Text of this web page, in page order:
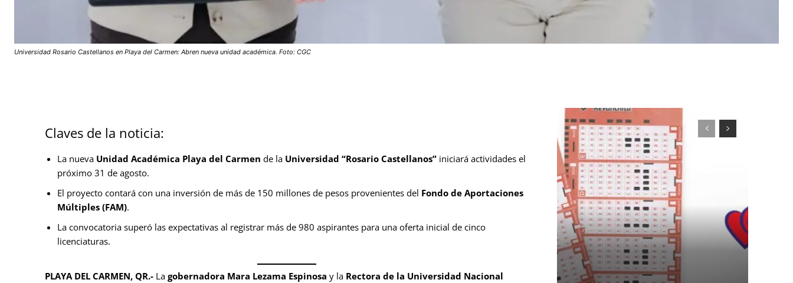
Universidad Rosario Castellanos en Playa del Carmen: Abren nueva unidad académica. Foto: CGC
Claves de la noticia:
La nueva Unidad Académica Playa del Carmen de la Universidad “Rosario Castellanos” iniciará actividades el
próximo 31 de agosto.
El proyecto contará con una inversión de más de 150 millones de pesos provenientes del Fondo de Aportaciones
Múltiples (FAM).
La convocatoria superó las expectativas al registrar más de 980 aspirantes para una oferta inicial de cinco
licenciaturas.
PLAYA DEL CARMEN, QR.- La gobernadora Mara Lezama Espinosa y la Rectora de la Universidad Nacional